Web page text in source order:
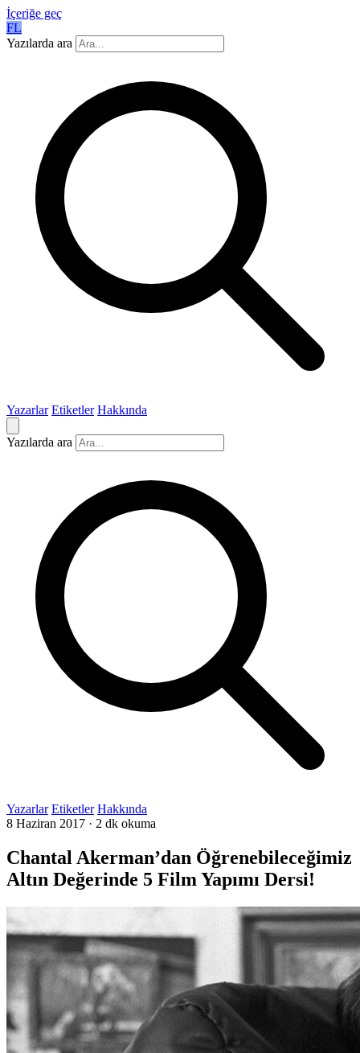
İçeriğe geç
FL
Yazılarda ara
Yazarlar Etiketler Hakkında
Yazılarda ara
Yazarlar Etiketler Hakkında
8 Haziran 2017 · 2 dk okuma
Chantal Akerman’dan Öğrenebileceğimiz
Altın Değerinde 5 Film Yapımı Dersi!